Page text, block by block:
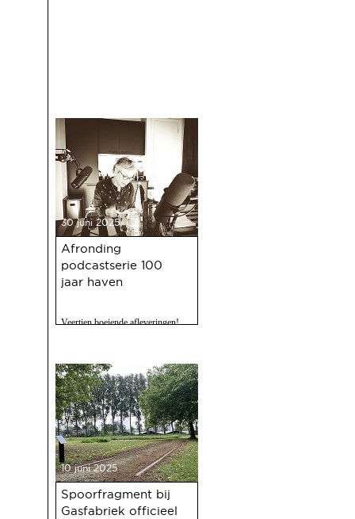
30 juni 2025
Afronding
podcastserie 100
jaar haven
Veertien boeiende afleveringen!
10 juni 2025
Spoorfragment bij
Gasfabriek officieel